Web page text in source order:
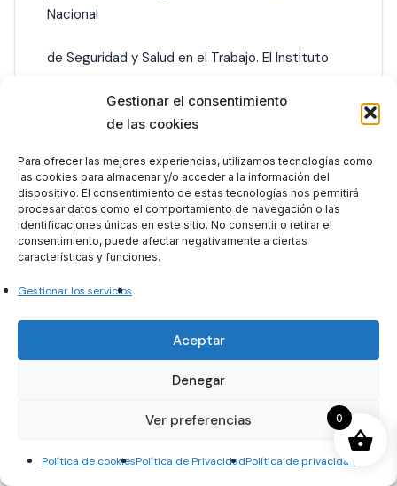
Gestionar el consentimiento
de las cookies
Para ofrecer las mejores experiencias, utilizamos tecnologías como
las cookies para almacenar y/o acceder a la información del
dispositivo. El consentimiento de estas tecnologías nos permitirá
procesar datos como el comportamiento de navegación o las
identificaciones únicas en este sitio. No consentir o retirar el
consentimiento, puede afectar negativamente a ciertas
características y funciones.
Gestionar los servicios
Aceptar
Denegar
Ver preferencias
Política de cookiesPolítica de PrivacidadPolítica de privacidad
Nacional
de Seguridad y Salud en el Trabajo. El Instituto
Nacional de Seguridad e Higiene en el Trabajo. La
La
Fundación para la Prevención de Riesgos
Laborales.
riesgos laborales en España: antecedentes
La Constitución de 1978. El Estatuto de los
El ámbito de la función pública. La Ley 31/1995, de
0